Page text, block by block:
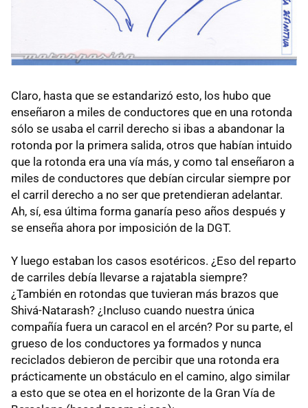
Claro, hasta que se estandarizó esto, los hubo que
enseñaron a miles de conductores que en una rotonda
sólo se usaba el carril derecho si ibas a abandonar la
rotonda por la primera salida, otros que habían intuido
que la rotonda era una vía más, y como tal enseñaron a
miles de conductores que debían circular siempre por
el carril derecho a no ser que pretendieran adelantar.
Ah, sí, esa última forma ganaría peso años después y
se enseña ahora por imposición de la DGT.
Y luego estaban los casos esotéricos. ¿Eso del reparto
de carriles debía llevarse a rajatabla siempre?
¿También en rotondas que tuvieran más brazos que
Shivá-Natarash? ¿Incluso cuando nuestra única
compañía fuera un caracol en el arcén? Por su parte, el
grueso de los conductores ya formados y nunca
reciclados debieron de percibir que una rotonda era
prácticamente un obstáculo en el camino, algo similar
a esto que se otea en el horizonte de la Gran Vía de